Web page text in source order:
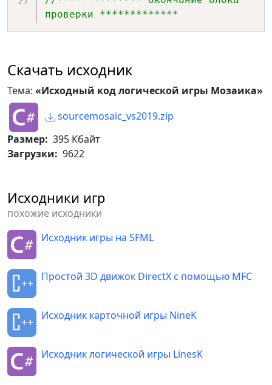
проверки *************
Скачать исходник
Тема: «Исходный код логической игры Мозаика»
sourcemosaic_vs2019.zip
Размер: 395 Кбайт
Загрузки: 9622
Исходники игр
похожие исходники
Исходник игры на SFML
Простой 3D движок DirectX с помощью MFC
Исходник карточной игры NineK
Исходник логической игры LinesK